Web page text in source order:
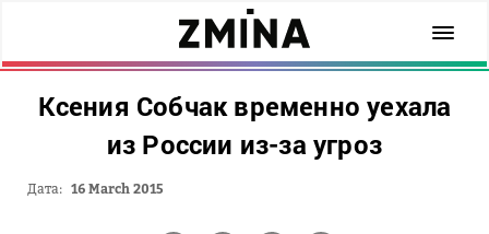
Ксения Собчак временно уехала
из России из-за угроз
Дата: 16 March 2015